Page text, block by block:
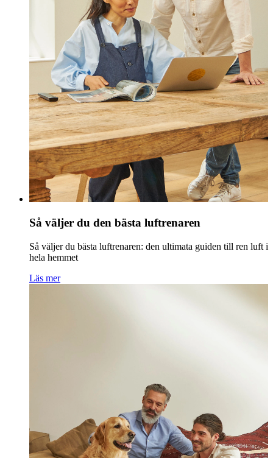
Så väljer du den bästa luftrenaren
Så väljer du bästa luftrenaren: den ultimata guiden till ren luft i
hela hemmet
Läs mer